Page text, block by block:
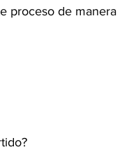
proceso de manera